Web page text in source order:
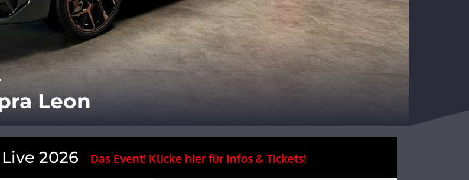
Leon
2026 Das Event! Klicke hier für Infos & Tickets!